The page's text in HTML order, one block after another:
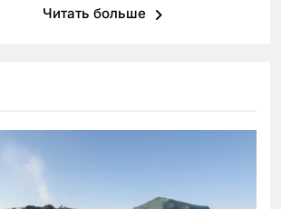
Читать больше